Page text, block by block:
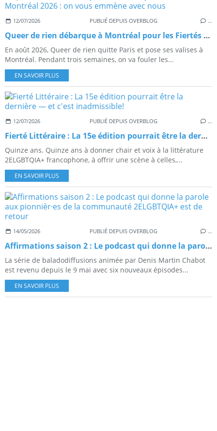
12/07/2026 PUBLIÉ DEPUIS OVERBLOG …
Queer de rien débarque à Montréal pour les Fiertés Montréal 2026 : on vous emmène avec nous
En août 2026, Queer de rien quitte Paris et pose ses valises à
Montréal. Pendant trois semaines, on va fouler les...
EN SAVOIR PLUS
12/07/2026 PUBLIÉ DEPUIS OVERBLOG …
Fierté Littéraire : La 15e édition pourrait être la dernière — et c'est inadmissible!
Quinze ans. Quinze ans à donner chair et voix à la littérature
2ELGBTQIA+ francophone, à offrir une scène à celles,...
EN SAVOIR PLUS
14/05/2026 PUBLIÉ DEPUIS OVERBLOG …
Affirmations saison 2 : Le podcast qui donne la parole aux pionnièr·es de la communauté 2ELGBTQIA+ est de retour
La série de baladodiffusions animée par Denis Martin Chabot
est revenu depuis le 9 mai avec six nouveaux épisodes...
EN SAVOIR PLUS